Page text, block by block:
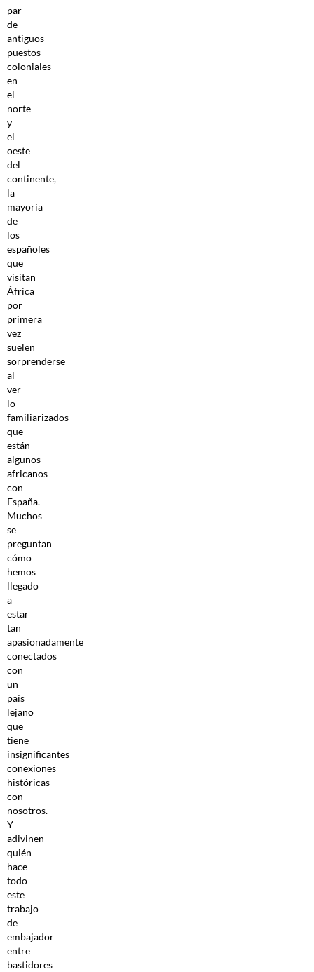
par
de
antiguos
puestos
coloniales
en
el
norte
y
el
oeste
del
continente,
la
mayoría
de
los
españoles
que
visitan
África
por
primera
vez
suelen
sorprenderse
al
ver
lo
familiarizados
que
están
algunos
africanos
con
España.
Muchos
se
preguntan
cómo
hemos
llegado
a
estar
tan
apasionadamente
conectados
con
un
país
lejano
que
tiene
insignificantes
conexiones
históricas
con
nosotros.
Y
adivinen
quién
hace
todo
este
trabajo
de
embajador
entre
bastidores